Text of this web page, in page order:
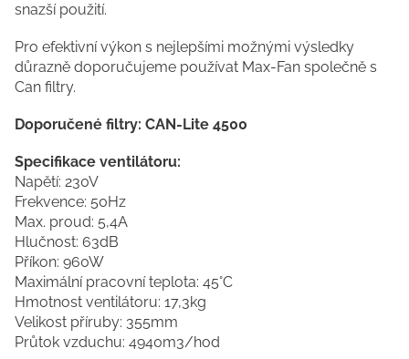
snazší použití.
Pro efektivní výkon s nejlepšími možnými výsledky
důrazně doporučujeme používat Max-Fan společně s
Can filtry.
Doporučené filtry: CAN-Lite 4500
Specifikace ventilátoru:
Napětí: 230V
Frekvence: 50Hz
Max. proud: 5,4A
Hlučnost: 63dB
Příkon: 960W
Maximální pracovní teplota: 45°C
Hmotnost ventilátoru: 17,3kg
Velikost příruby: 355mm
Průtok vzduchu: 4940m3/hod